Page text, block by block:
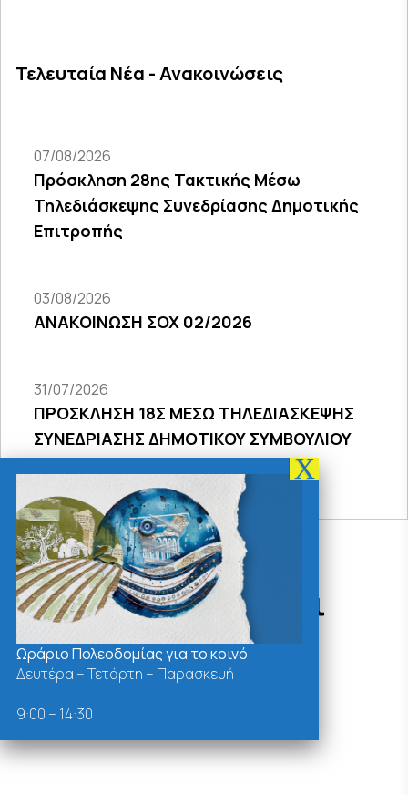
Τελευταία Νέα - Ανακοινώσεις
07/08/2026
Πρόσκληση 28ης Τακτικής Μέσω
Τηλεδιάσκεψης Συνεδρίασης Δημοτικής
Επιτροπής
03/08/2026
ΑΝΑΚΟΙΝΩΣΗ ΣΟΧ 02/2026
31/07/2026
ΠΡΟΣΚΛΗΣΗ 18Σ ΜΕΣΩ ΤΗΛΕΔΙΑΣΚΕΨΗΣ
ΣΥΝΕΔΡΙΑΣΗΣ ΔΗΜΟΤΙΚΟΥ ΣΥΜΒΟΥΛΙΟΥ
2026
Δράσεις - Χρήσιμοι
Σύνδεσμοι
Ωράριο Πολεοδομίας για το κοινό
Δευτέρα – Τετάρτη – Παρασκευή
9:00 – 14:30